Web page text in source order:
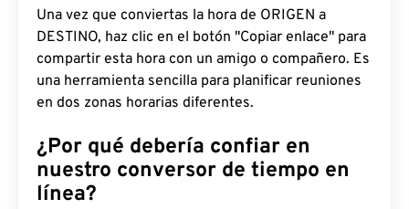
Una vez que conviertas la hora de ORIGEN a
DESTINO, haz clic en el botón "Copiar enlace" para
compartir esta hora con un amigo o compañero. Es
una herramienta sencilla para planificar reuniones
en dos zonas horarias diferentes.
¿Por qué debería confiar en
nuestro conversor de tiempo en
línea?